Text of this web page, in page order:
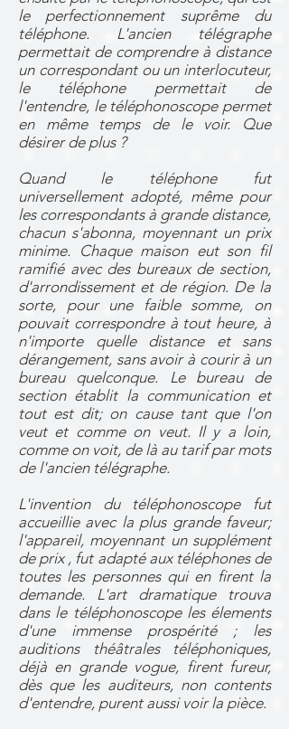
le perfectionnement suprême du
téléphone. L'ancien télégraphe
permettait de comprendre à distance
un correspondant ou un interlocuteur,
le téléphone permettait de
l'entendre, le téléphonoscope permet
en même temps de le voir. Que
désirer de plus ?
Quand le téléphone fut
universellement adopté, même pour
les correspondants à grande distance,
chacun s'abonna, moyennant un prix
minime. Chaque maison eut son fil
ramifié avec des bureaux de section,
d'arrondissement et de région. De la
sorte, pour une faible somme, on
pouvait correspondre à tout heure, à
n'importe quelle distance et sans
dérangement, sans avoir à courir à un
bureau quelconque. Le bureau de
section établit la communication et
tout est dit; on cause tant que l'on
veut et comme on veut. Il y a loin,
comme on voit, de là au tarif par mots
de l'ancien télégraphe.
L'invention du téléphonoscope fut
accueillie avec la plus grande faveur;
l'appareil, moyennant un supplément
de prix , fut adapté aux téléphones de
toutes les personnes qui en firent la
demande. L'art dramatique trouva
dans le téléphonoscope les élements
d'une immense prospérité ; les
auditions théâtrales téléphoniques,
déjà en grande vogue, firent fureur,
dès que les auditeurs, non contents
d'entendre, purent aussi voir la pièce.